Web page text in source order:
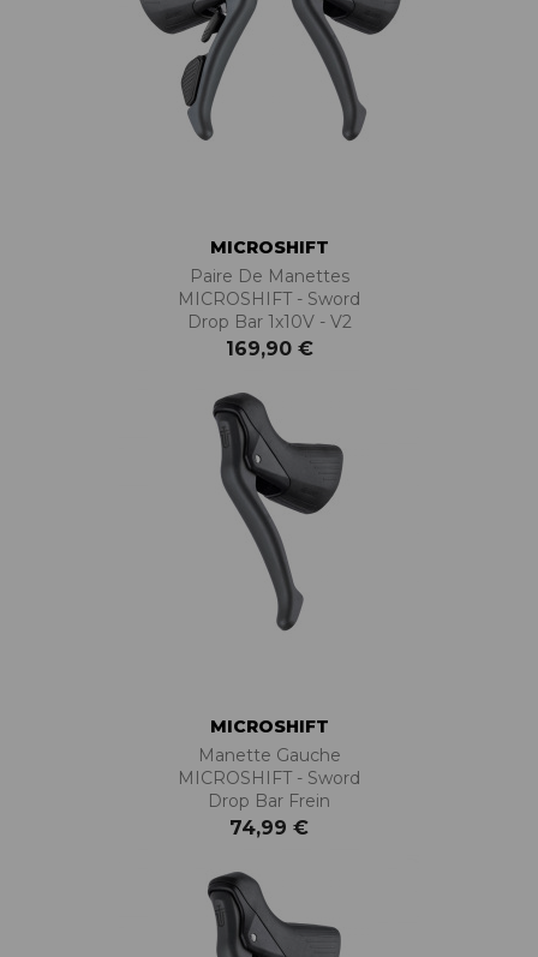
MICROSHIFT
Paire De Manettes
MICROSHIFT - Sword
Drop Bar 1x10V - V2
169,90 €
MICROSHIFT
Manette Gauche
MICROSHIFT - Sword
Drop Bar Frein
74,99 €